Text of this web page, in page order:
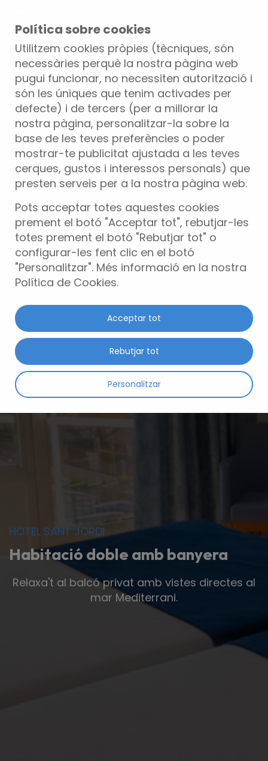
HOTEL SANT JORDI
Habitació doble amb banyera
Relaxa't al balcó privat amb vistes directes al
mar Mediterrani.
Política sobre cookies
Utilitzem cookies pròpies (tècniques, són
necessàries perquè la nostra pàgina web
pugui funcionar, no necessiten autorització i
són les úniques que tenim activades per
defecte) i de tercers (per a millorar la
nostra pàgina, personalitzar-la sobre la
base de les teves preferències o poder
mostrar-te publicitat ajustada a les teves
cerques, gustos i interessos personals) que
presten serveis per a la nostra pàgina web.
Pots acceptar totes aquestes cookies
prement el botó "Acceptar tot", rebutjar-les
totes prement el botó "Rebutjar tot" o
configurar-les fent clic en el botó
"Personalitzar". Més informació en la nostra
Política de Cookies.
Personalitzar
Rebutjar tot
Acceptar tot